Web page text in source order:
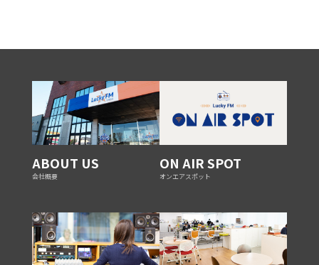
ABOUT US
会社概要
ON AIR SPOT
オンエアスポット